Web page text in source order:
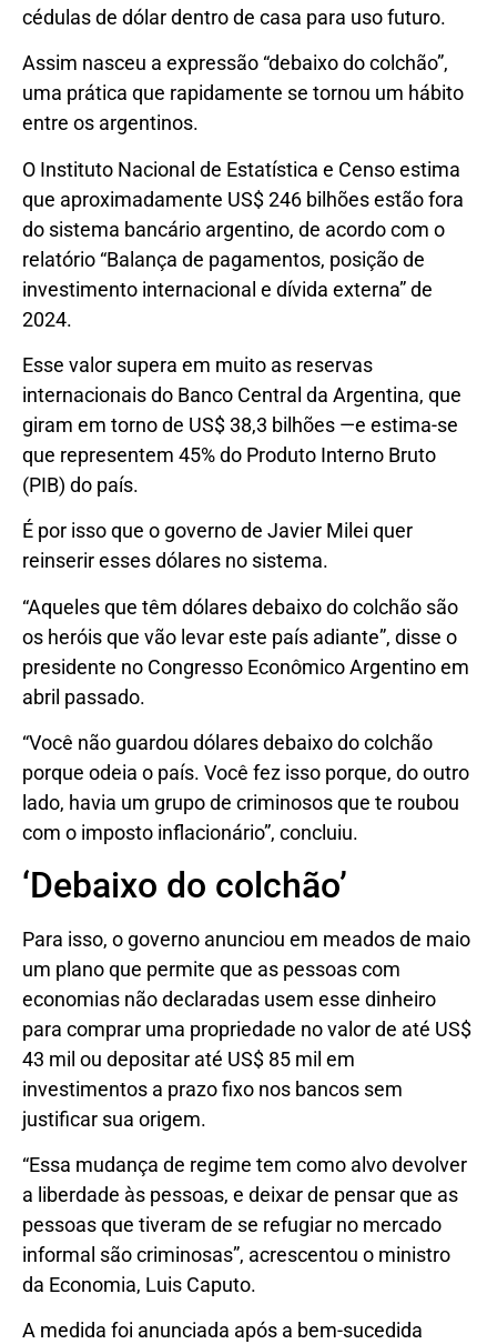
cédulas de dólar dentro de casa para uso futuro.
Assim nasceu a expressão “debaixo do colchão”,
uma prática que rapidamente se tornou um hábito
entre os argentinos.
O Instituto Nacional de Estatística e Censo estima
que aproximadamente US$ 246 bilhões estão fora
do sistema bancário argentino, de acordo com o
relatório “Balança de pagamentos, posição de
investimento internacional e dívida externa” de
2024.
Esse valor supera em muito as reservas
internacionais do Banco Central da Argentina, que
giram em torno de US$ 38,3 bilhões —e estima-se
que representem 45% do Produto Interno Bruto
(PIB) do país.
É por isso que o governo de Javier Milei quer
reinserir esses dólares no sistema.
“Aqueles que têm dólares debaixo do colchão são
os heróis que vão levar este país adiante”, disse o
presidente no Congresso Econômico Argentino em
abril passado.
“Você não guardou dólares debaixo do colchão
porque odeia o país. Você fez isso porque, do outro
lado, havia um grupo de criminosos que te roubou
com o imposto inflacionário”, concluiu.
‘Debaixo do colchão’
Para isso, o governo anunciou em meados de maio
um plano que permite que as pessoas com
economias não declaradas usem esse dinheiro
para comprar uma propriedade no valor de até US$
43 mil ou depositar até US$ 85 mil em
investimentos a prazo fixo nos bancos sem
justificar sua origem.
“Essa mudança de regime tem como alvo devolver
a liberdade às pessoas, e deixar de pensar que as
pessoas que tiveram de se refugiar no mercado
informal são criminosas”, acrescentou o ministro
da Economia, Luis Caputo.
A medida foi anunciada após a bem-sucedida